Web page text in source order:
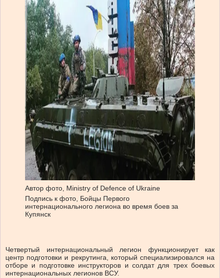
Автор фото, Ministry of Defence of Ukraine
Подпись к фото, Бойцы Первого
интернационального легиона во время боев за
Купянск
Четвертый интернациональный легион функционирует как
центр подготовки и рекрутинга, который специализировался на
отборе и подготовке инструкторов и солдат для трех боевых
интернациональных легионов ВСУ.